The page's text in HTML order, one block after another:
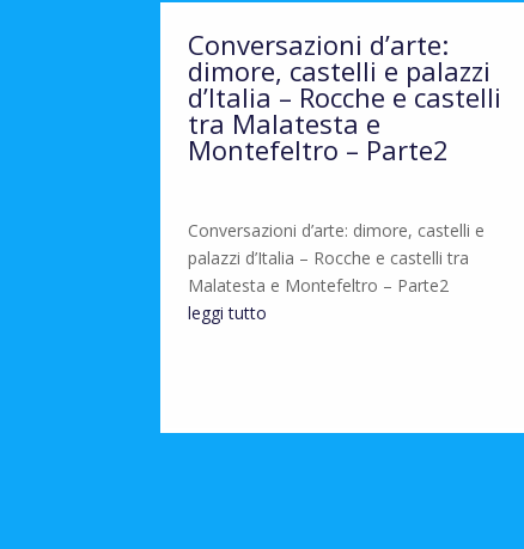
Conversazioni d’arte:
dimore, castelli e palazzi
d’Italia – Rocche e castelli
tra Malatesta e
Montefeltro – Parte2
Conversazioni d’arte: dimore, castelli e
palazzi d’Italia – Rocche e castelli tra
Malatesta e Montefeltro – Parte2
leggi tutto